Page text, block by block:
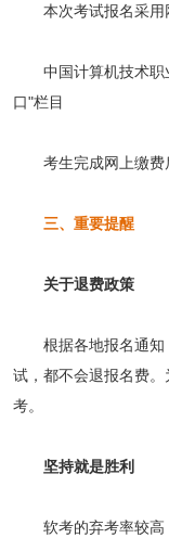
本次考试报名采用
中国计算机技术职
口"栏目
考生完成网上缴费
三、重要提醒
关于退费政策
根据各地报名通知
试，都不会退报名费
考。
坚持就是胜利
软考的弃考率较高